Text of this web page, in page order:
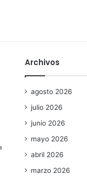
Archivos
agosto 2026
julio 2026
junio 2026
mayo 2026
abril 2026
marzo 2026